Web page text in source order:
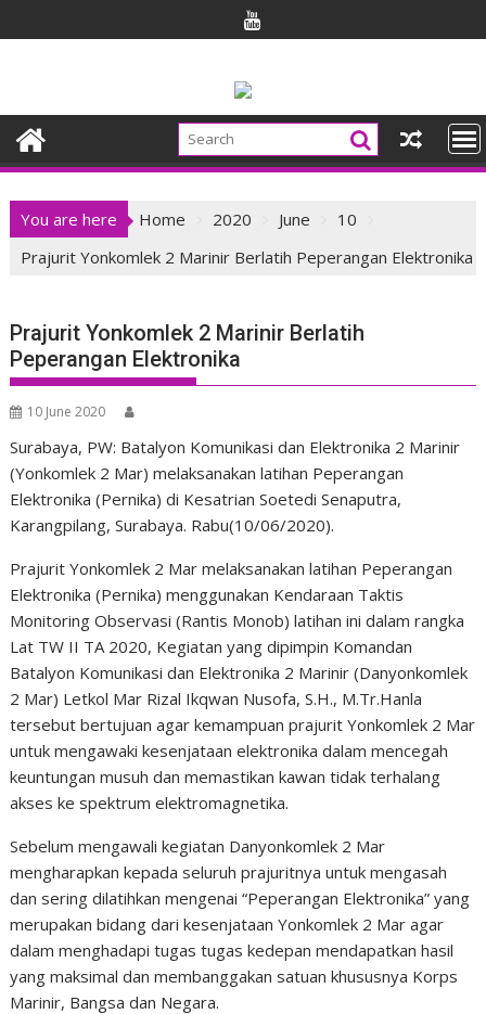
to
You are here Home 2020 June
10
Prajurit Yonkomlek 2 Marinir Berlatih Peperangan Elektronika
Prajurit Yonkomlek 2 Marinir Berlatih
Peperangan Elektronika
10 June 2020
Surabaya, PW: Batalyon Komunikasi dan Elektronika 2 Marinir
(Yonkomlek 2 Mar) melaksanakan latihan Peperangan
Elektronika (Pernika) di Kesatrian Soetedi Senaputra,
Karangpilang, Surabaya. Rabu(10/06/2020).
Prajurit Yonkomlek 2 Mar melaksanakan latihan Peperangan
Elektronika (Pernika) menggunakan Kendaraan Taktis
Monitoring Observasi (Rantis Monob) latihan ini dalam rangka
Lat TW II TA 2020, Kegiatan yang dipimpin Komandan
Batalyon Komunikasi dan Elektronika 2 Marinir (Danyonkomlek
2 Mar) Letkol Mar Rizal Ikqwan Nusofa, S.H., M.Tr.Hanla
tersebut bertujuan agar kemampuan prajurit Yonkomlek 2 Mar
untuk mengawaki kesenjataan elektronika dalam mencegah
keuntungan musuh dan memastikan kawan tidak terhalang
akses ke spektrum elektromagnetika.
Sebelum mengawali kegiatan Danyonkomlek 2 Mar
mengharapkan kepada seluruh prajuritnya untuk mengasah
dan sering dilatihkan mengenai “Peperangan Elektronika” yang
merupakan bidang dari kesenjataan Yonkomlek 2 Mar agar
dalam menghadapi tugas tugas kedepan mendapatkan hasil
yang maksimal dan membanggakan satuan khususnya Korps
Marinir, Bangsa dan Negara.